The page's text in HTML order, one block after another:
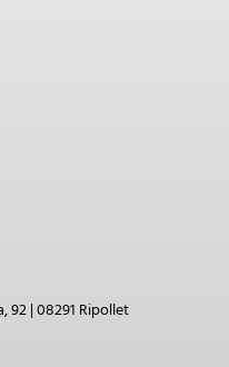
92 | 08291 Ripollet